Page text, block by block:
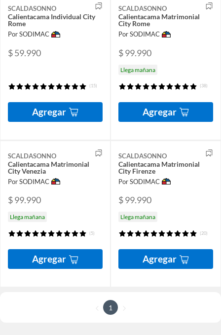
SCALDASONNO
Calientacama Individual City
Rome
Por SODIMAC
$ 59.990
(15)
Agregar
SCALDASONNO
Calientacama Matrimonial
City Rome
Por SODIMAC
$ 99.990
Llega mañana
(38)
Agregar
SCALDASONNO
Calientacama Matrimonial
City Venezia
Por SODIMAC
$ 99.990
Llega mañana
(5)
Agregar
SCALDASONNO
Calientacama Matrimonial
City Firenze
Por SODIMAC
$ 99.990
Llega mañana
(20)
Agregar
1